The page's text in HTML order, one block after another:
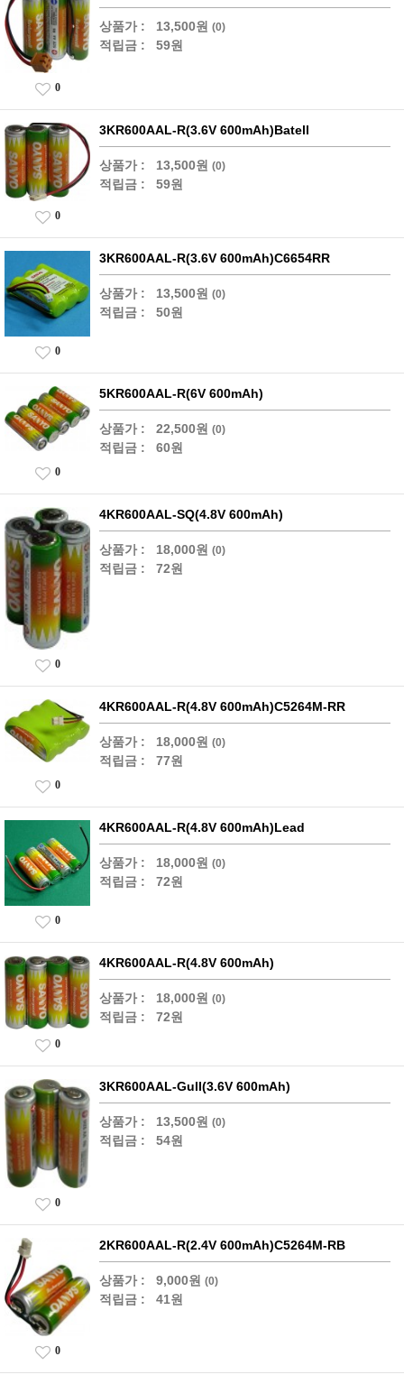
상품가 : 13,500원 (0)
적립금 : 59원
0
3KR600AAL-R(3.6V 600mAh)Batell
상품가 : 13,500원 (0)
적립금 : 59원
0
3KR600AAL-R(3.6V 600mAh)C6654RR
상품가 : 13,500원 (0)
적립금 : 50원
0
5KR600AAL-R(6V 600mAh)
상품가 : 22,500원 (0)
적립금 : 60원
0
4KR600AAL-SQ(4.8V 600mAh)
상품가 : 18,000원 (0)
적립금 : 72원
0
4KR600AAL-R(4.8V 600mAh)C5264M-RR
상품가 : 18,000원 (0)
적립금 : 77원
0
4KR600AAL-R(4.8V 600mAh)Lead
상품가 : 18,000원 (0)
적립금 : 72원
0
4KR600AAL-R(4.8V 600mAh)
상품가 : 18,000원 (0)
적립금 : 72원
0
3KR600AAL-Gull(3.6V 600mAh)
상품가 : 13,500원 (0)
적립금 : 54원
0
2KR600AAL-R(2.4V 600mAh)C5264M-RB
상품가 : 9,000원 (0)
적립금 : 41원
0